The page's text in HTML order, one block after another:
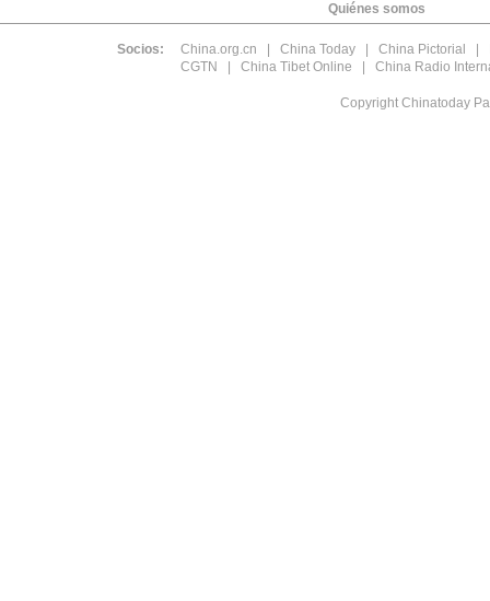
Quiénes somos
Socios: China.org.cn China Today| China Pictorial
CGTN
China Tibet Online China Radio
Copyright Chinatoday